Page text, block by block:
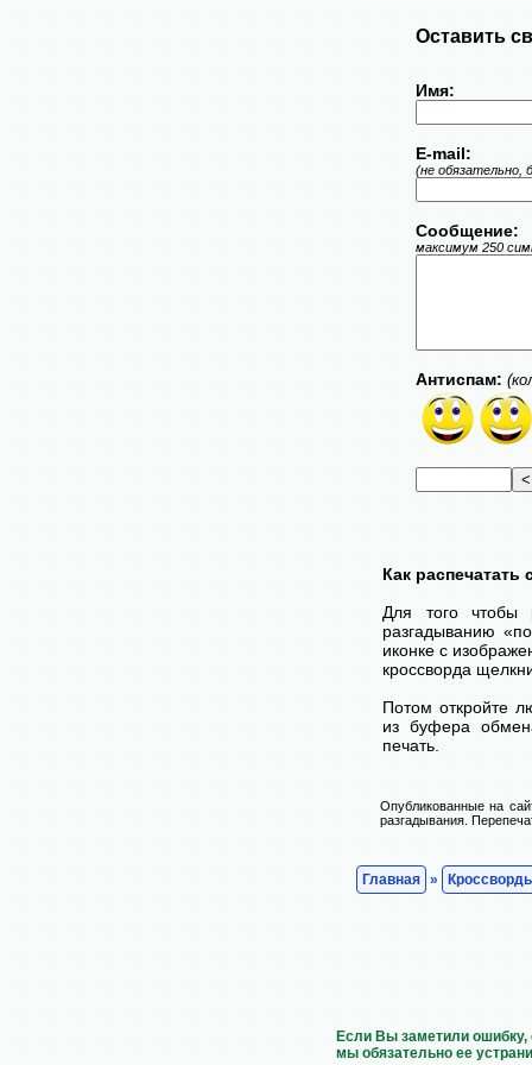
Оставить
Имя:
E-mail:
(не обязательно,
Сообщение:
максимум 250
Антиспам:
Как
Для того чтобы
разгадыванию
иконке с
кроссворда
Потом откройте
из буфера
печать.
Опубликованные на
разгадывания.
Главная »
Если Вы заметили
мы обязательно ее